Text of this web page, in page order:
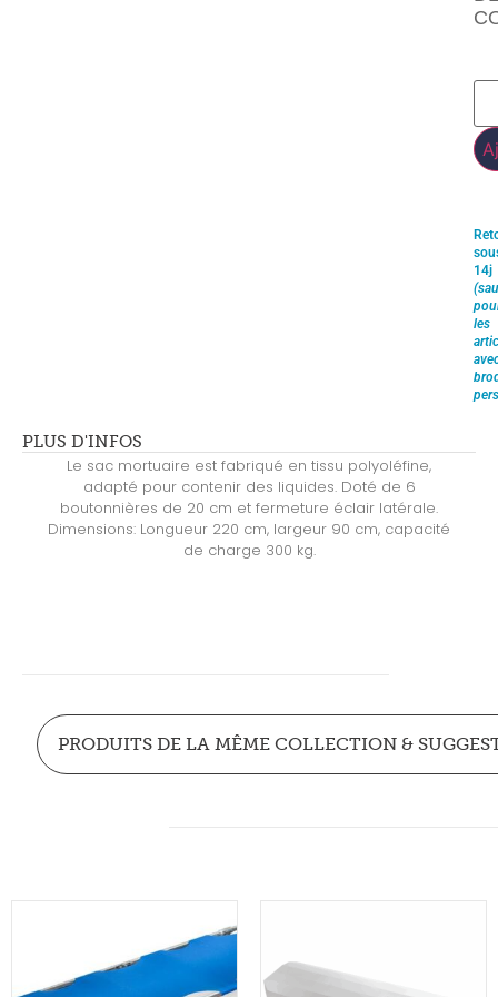
14j
les
PLUS D'INFOS
Le sac mortuaire est fabriqué en tissu polyoléfine,
adapté pour contenir des liquides. Doté de 6
boutonnières de 20 cm et fermeture éclair latérale.
Dimensions: Longueur 220 cm, largeur 90 cm, capacité
de charge 300 kg.
PRODUITS DE LA MÊME COLLECTION &